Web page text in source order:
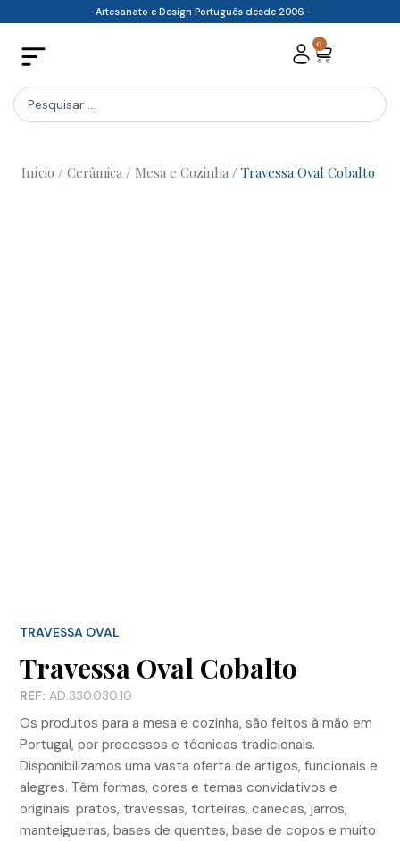
content
· Artesanato e Design Português desde 2006 ·
0
Cart
Search
...
Início / Cerâmica / Mesa e Cozinha / Travessa Oval Cobalto
TRAVESSA OVAL
Travessa Oval Cobalto
REF: AD.330.030.10
Os produtos para a mesa e cozinha, são feitos à mão em
Portugal, por processos e técnicas tradicionais.
Disponibilizamos uma vasta oferta de artigos, funcionais e
alegres. Têm formas, cores e temas convidativos e
originais: pratos, travessas, torteiras, canecas, jarros,
manteigueiras, bases de quentes, base de copos e muito